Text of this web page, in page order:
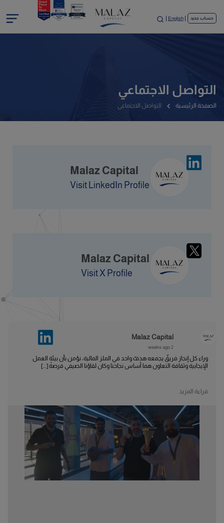
حساب جديد English
التواصل الاجتماعي
الصفحة الرئيسية التواصل الاجتماعي
Malaz Capital
Visit LinkedIn Profile
Malaz Capital
Visit X Profile
Malaz Capital
2 weeks ago
وراء كل إنجاز فريقٌ يجمعه هدفٌ واحد في الملز المالية، نؤمن بأن بيئة العمل
الإيجابية وثقافة التعاون هما أساس نجاحنا وكان لقاؤنا الصيفي فرصةً [...]
قراءة المزيد